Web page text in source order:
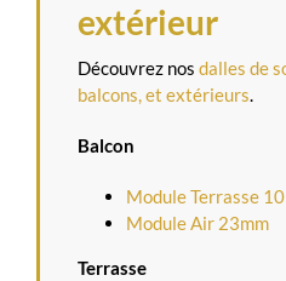
extérieur
Découvrez nos dalles de
balcons, et extérieurs.
Balcon
Module Terrasse
Module Air 23mm
Terrasse